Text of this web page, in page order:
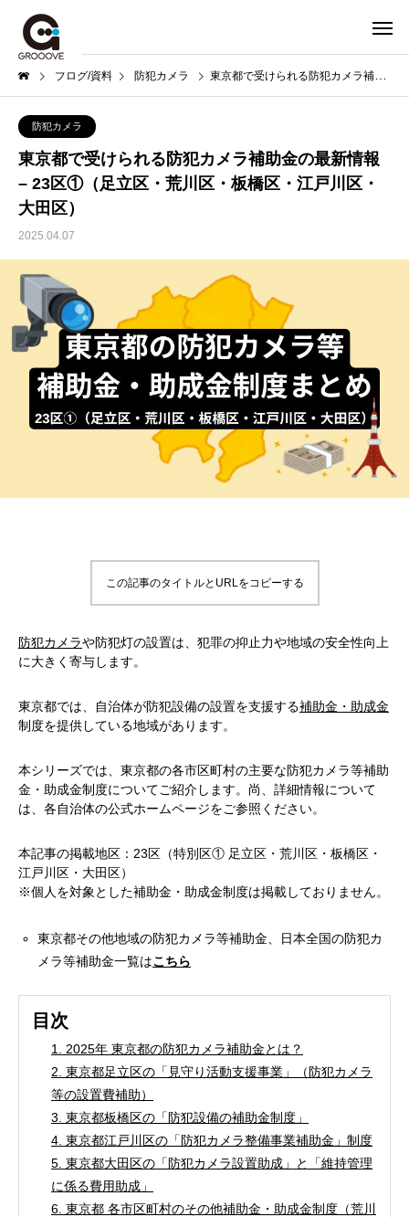
ブログ/資料 防犯カメラ 東京都で受けられる防犯カメラ補助金の最新情報 – 23区①（足立区・荒川区・板橋区・江戸川区・大田区）
防犯カメラ
東京都で受けられる防犯カメラ補助金の最新情報
– 23区①（足立区・荒川区・板橋区・江戸川区・
大田区）
2025.04.07
この記事のタイトルとURLをコピーする
防犯カメラや防犯灯の設置は、犯罪の抑止力や地域の安全性向上
に大きく寄与します。
東京都では、自治体が防犯設備の設置を支援する補助金・助成金
制度を提供している地域があります。
本シリーズでは、東京都の各市区町村の主要な防犯カメラ等補助
金・助成金制度についてご紹介します。尚、詳細情報について
は、各自治体の公式ホームページをご参照ください。
本記事の掲載地区：23区（特別区① 足立区・荒川区・板橋区・
江戸川区・大田区）
※個人を対象とした補助金・助成金制度は掲載しておりません。
東京都その他地域の防犯カメラ等補助金、日本全国の防犯カ
メラ等補助金一覧はこちら
目次
1. 2025年 東京都の防犯カメラ補助金とは？
2. 東京都足立区の「見守り活動支援事業」（防犯カメラ
等の設置費補助）
3. 東京都板橋区の「防犯設備の補助金制度」
4. 東京都江戸川区の「防犯カメラ整備事業補助金」制度
5. 東京都大田区の「防犯カメラ設置助成」と「維持管理
に係る費用助成」
6. 東京都 各市区町村のその他補助金・助成金制度（荒川